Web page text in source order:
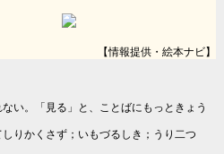
【情報提供・絵本ナビ】
い。「見る」と、ことばにもっときょう
りかくさず；いもづるしき；うり二つ